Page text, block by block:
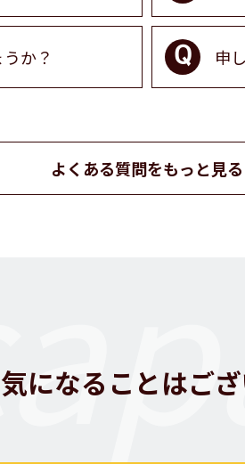
か？ 申
よくある質問をもっと見る
になることはご